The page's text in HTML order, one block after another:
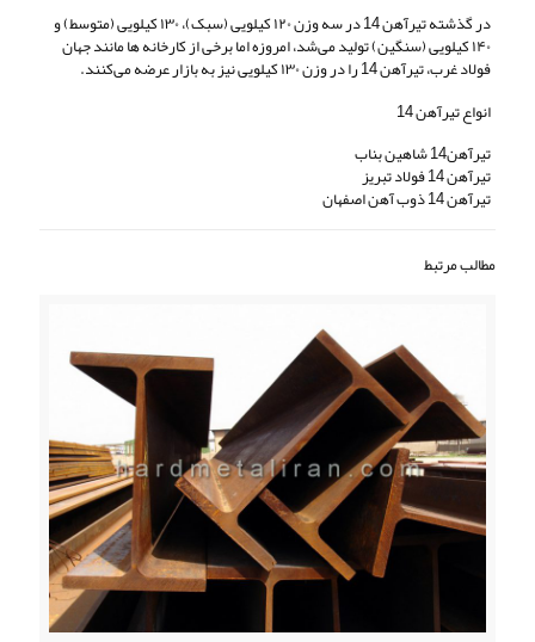
در گذشته تیرآهن 14 در سه وزن ۱۲۰ کیلویی (سبک)، ۱۳۰ کیلویی (متوسط) و
۱۴۰ کیلویی (سنگین) تولید می‌شد، امروزه اما برخی از کارخانه ها مانند جهان
فولاد غرب، تیرآهن 14 را در وزن ۱۳۰ کیلویی نیز به بازار عرضه می‌کنند.
انواع تیرآهن 14
تیرآهن14 شاهین بناب
تیرآهن 14 فولاد تبریز
تیرآهن 14 ذوب آهن اصفهان
مطالب مرتبط